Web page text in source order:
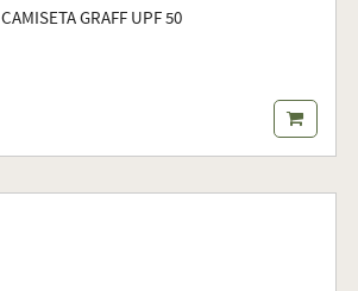
CAMISETA GRAFF UPF 50